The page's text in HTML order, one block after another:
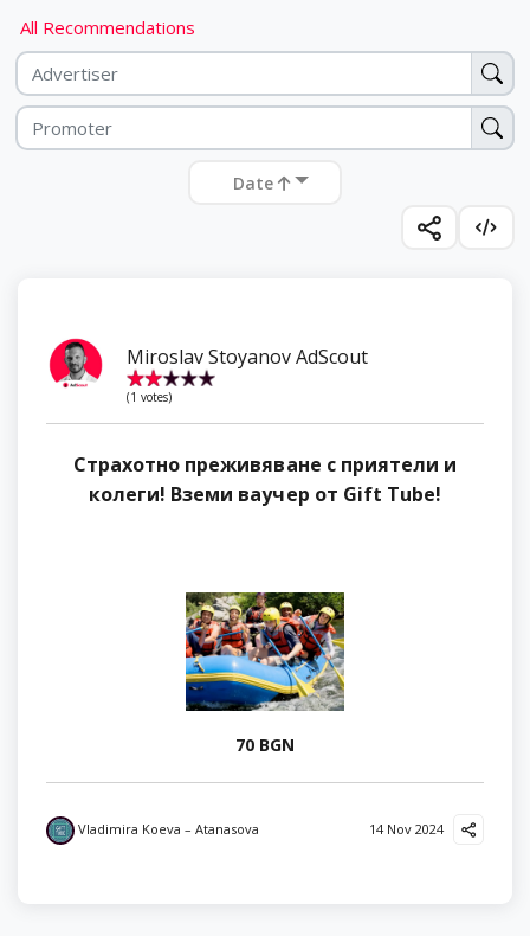
All Recommendations
Date
Miroslav Stoyanov AdScout
Страхотно преживяване с приятели и
колеги! Вземи ваучер от Gift Tube!
70 BGN
Vladimira Koeva – Atanasova 14 Nov 2024